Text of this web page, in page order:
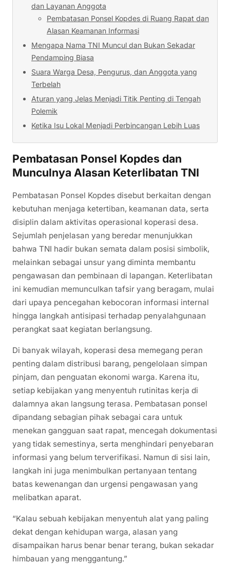
dan Layanan Anggota
Pembatasan Ponsel Kopdes di Ruang Rapat dan
Alasan Keamanan Informasi
Mengapa Nama TNI Muncul dan Bukan Sekadar
Pendamping Biasa
Suara Warga Desa, Pengurus, dan Anggota yang
Terbelah
Aturan yang Jelas Menjadi Titik Penting di Tengah
Polemik
Ketika Isu Lokal Menjadi Perbincangan Lebih Luas
Pembatasan Ponsel Kopdes dan
Munculnya Alasan Keterlibatan TNI
Pembatasan Ponsel Kopdes disebut berkaitan dengan
kebutuhan menjaga ketertiban, keamanan data, serta
disiplin dalam aktivitas operasional koperasi desa.
Sejumlah penjelasan yang beredar menunjukkan
bahwa TNI hadir bukan semata dalam posisi simbolik,
melainkan sebagai unsur yang diminta membantu
pengawasan dan pembinaan di lapangan. Keterlibatan
ini kemudian memunculkan tafsir yang beragam, mulai
dari upaya pencegahan kebocoran informasi internal
hingga langkah antisipasi terhadap penyalahgunaan
perangkat saat kegiatan berlangsung.
Di banyak wilayah, koperasi desa memegang peran
penting dalam distribusi barang, pengelolaan simpan
pinjam, dan penguatan ekonomi warga. Karena itu,
setiap kebijakan yang menyentuh rutinitas kerja di
dalamnya akan langsung terasa. Pembatasan ponsel
dipandang sebagian pihak sebagai cara untuk
menekan gangguan saat rapat, mencegah dokumentasi
yang tidak semestinya, serta menghindari penyebaran
informasi yang belum terverifikasi. Namun di sisi lain,
langkah ini juga menimbulkan pertanyaan tentang
batas kewenangan dan urgensi pengawasan yang
melibatkan aparat.
“Kalau sebuah kebijakan menyentuh alat yang paling
dekat dengan kehidupan warga, alasan yang
disampaikan harus benar benar terang, bukan sekadar
himbauan yang menggantung.”